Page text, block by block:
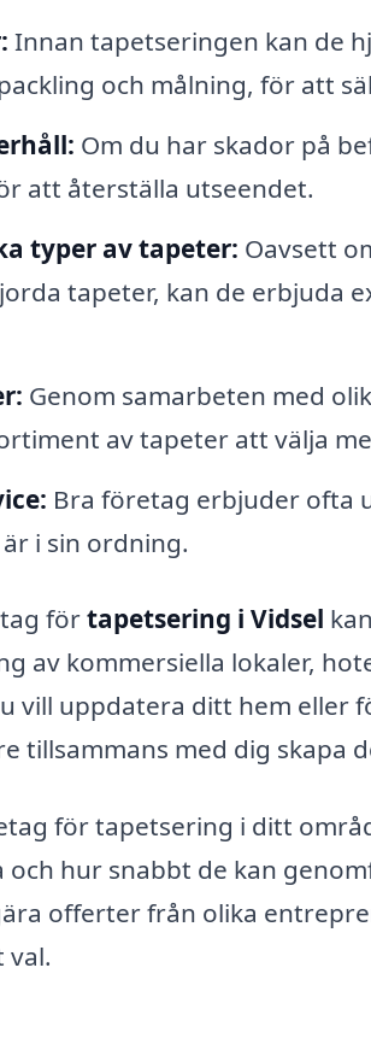
Innan tapetseringen kan de
och målning, för att
Om du har skador på
att återställa utseendet.
typer av tapeter: Oavsett
tapeter, kan de erbjuda
Genom samarbeten med
av tapeter att välja
Bra företag erbjuder ofta
i sin ordning.
förtapetsering i Vidsel
av kommersiella lokaler,
vill uppdatera ditt hem eller
tillsammans med dig skapa
för tapetsering i ditt
hur snabbt de kan
offerter från olika
val.